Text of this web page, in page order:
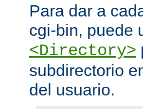
Para dar a
cgi-bin, puede
<Directory>
subdirectorio
del usuario.